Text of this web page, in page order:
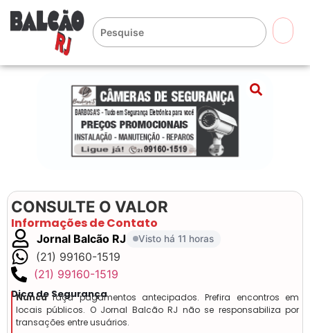
CONSULTE O VALOR
Informações de Contato
Jornal Balcão RJ Visto há 11 horas
(21) 99160-1519
(21) 99160-1519
Dica de Segurança
Nuncafaça pagamentos antecipados. Prefira encontros em
locais públicos. O Jornal Balcão RJ não se responsabiliza por
transações entre usuários.